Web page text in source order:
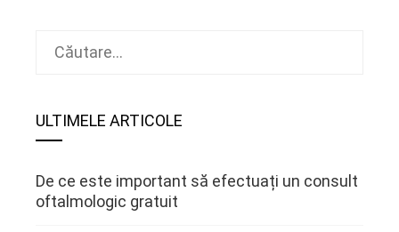
Caută
ULTIMELE ARTICOLE
De ce este important să efectuați un consult
oftalmologic gratuit